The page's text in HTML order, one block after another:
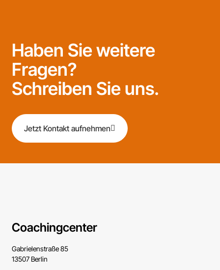
Haben Sie weitere
Fragen?
Schreiben Sie uns.
Jetzt Kontakt aufnehmen
Coachingcenter
Gabrielenstraße 85
13507 Berlin